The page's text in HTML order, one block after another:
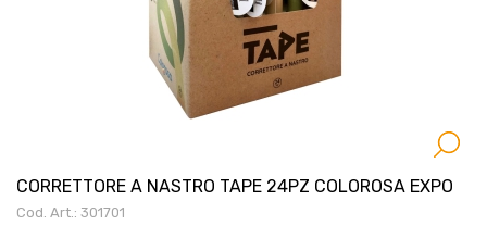
CORRETTORE A NASTRO TAPE 24PZ COLOROSA EXPO
Cod. Art.: 301701